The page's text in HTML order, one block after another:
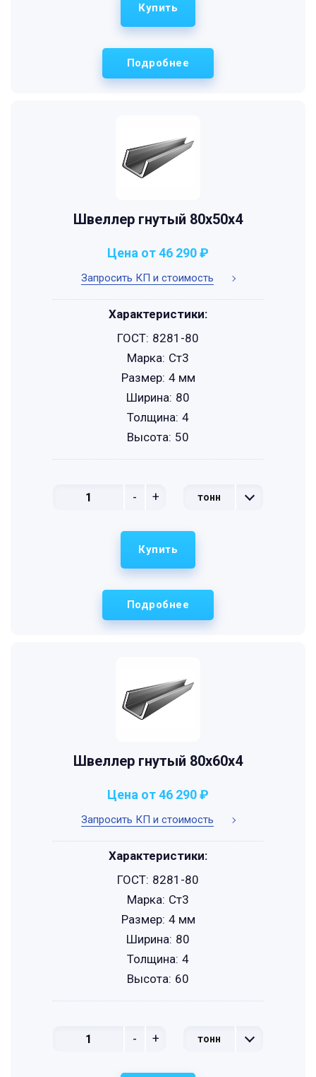
Подробнее
Купить
Швеллер гнутый 80x50x4
Запросить КП и стоимость
Цена от 46 290 ₽
- + тонн
Характеристики:
ГОСТ: 8281-80
Марка: Ст3
Размер: 4 мм
Ширина: 80
Толщина: 4
Высота: 50
Подробнее
Купить
Швеллер гнутый 80x60x4
Запросить КП и стоимость
Цена от 46 290 ₽
- + тонн
Характеристики:
ГОСТ: 8281-80
Марка: Ст3
Размер: 4 мм
Ширина: 80
Толщина: 4
Высота: 60